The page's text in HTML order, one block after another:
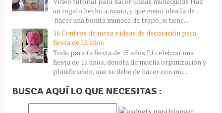
un regalo hecho a mano, y que mejor idea la de
hacer una bonita muñeca de trapo, si tiene...
16 Centros de mesa e ideas de decoración para
fiesta de 15 años
Todo para tu fiesta de 15 años El celebrar una
fiesta de 15 años, denota de mucha organización y
planificación, que se debe de hacer con mu...
BUSCA AQUÍ LO QUE NECESITAS :